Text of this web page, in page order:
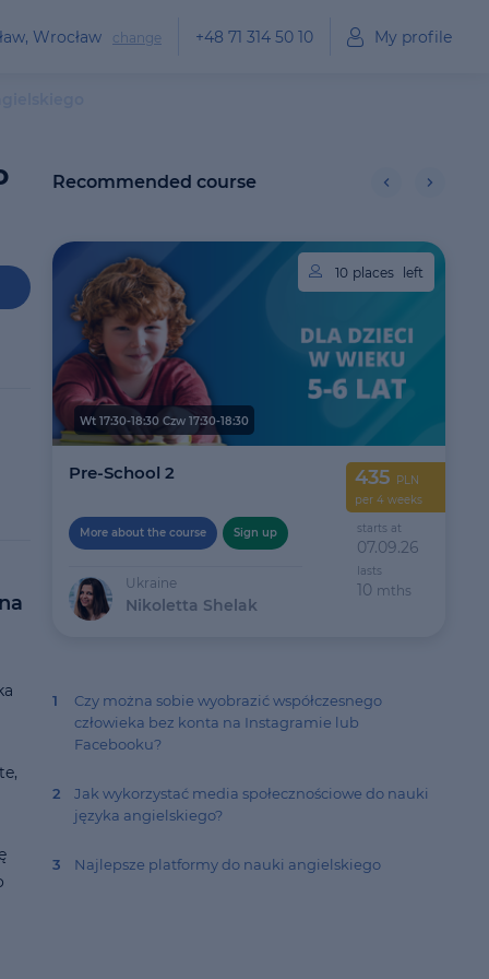
Wrocław change +48 71 314 50 10 My profile
Recommended course
10 places left
Wt 17:30-18:30 Czw 17:30-18:30
Pre-School 2
More about the course Sign up
Ukraine
Nikoletta Shelak
435
PLN
per 4 weeks
starts at
07.09.26
lasts
10 mths
1
Czy można sobie wyobrazić współczesnego
człowieka bez konta na Instagramie lub
Facebooku?
2
Jak wykorzystać media społecznościowe do nauki
języka angielskiego?
3 Najlepsze platformy do nauki angielskiego